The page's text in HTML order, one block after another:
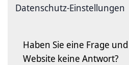
Datenschutz-Einstellungen
Haben Sie eine Frage
Website keine Antwort?